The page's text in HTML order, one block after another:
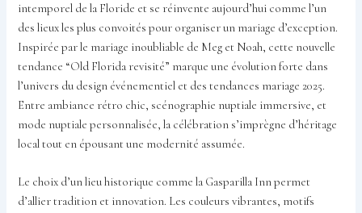
intemporel de la Floride et se réinvente aujourd’hui comme l’un
des lieux les plus convoités pour organiser un mariage d’exception.
Inspirée par le mariage inoubliable de Meg et Noah, cette nouvelle
tendance “Old Florida revisité” marque une évolution forte dans
l’univers du design événementiel et des tendances mariage 2025.
Entre ambiance rétro chic, scénographie nuptiale immersive, et
mode nuptiale personnalisée, la célébration s’imprègne d’héritage
local tout en épousant une modernité assumée.
Le choix d’un lieu historique comme la Gasparilla Inn permet
d’allier tradition et innovation. Les couleurs vibrantes, motifs